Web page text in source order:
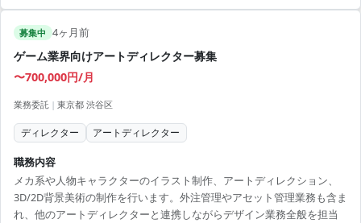
取り組むことができます ・自らのアイディアを反映しやすい環境です
・業務委託のメンバーが多く、意見交換がしやすい職場です
募集中 4ヶ月前
ゲーム業界向けアートディレクター募集
〜700,000円/月
業務委託 | 東京都 渋谷区
ディレクター アートディレクター
職務内容
メカ系や人物キャラクターのイラスト制作、アートディレクション、
3D/2D背景美術の制作を行います。外注管理やアセット管理業務も含ま
れ、他のアートディレクターと連携しながらデザイン業務全般を担当